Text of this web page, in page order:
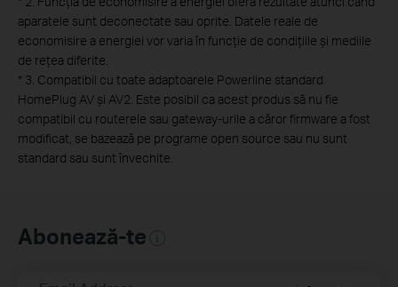
aparatele sunt deconectate sau oprite. Datele reale de
economisire a energiei vor varia în funcție de condițiile și mediile
de rețea diferite.
* 3. Compatibil cu toate adaptoarele Powerline standard
HomePlug AV și AV2. Este posibil ca acest produs să nu fie
compatibil cu routerele sau gateway-urile a căror firmware a fost
modificat, se bazează pe programe open source sau nu sunt
standard sau sunt învechite.
Abonează-te